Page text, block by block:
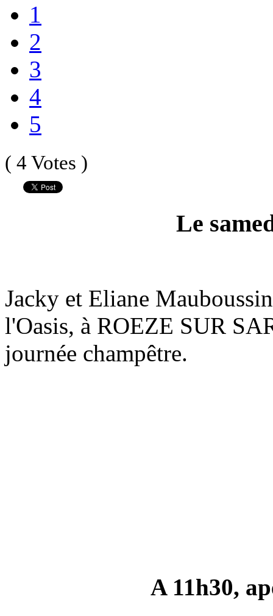
1
2
3
4
5
( 4 Votes )
Le
Jacky et Eliane
l'Oasis, à ROEZE SUR
journée champêtre.
A 11h30,